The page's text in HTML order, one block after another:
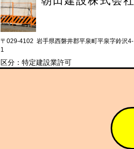
〒029-4102 岩手県西磐井郡平泉町平泉字鈴沢4-
1
区分：特定建設業許可